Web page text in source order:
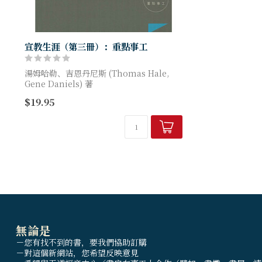
宣教生涯（第三冊）：重點事工
湯姆哈勒、吉恩丹尼斯 (Thomas Hale,
Gene Daniels) 著
已出版兩冊的宣教生涯，有第1冊充滿幽默
的跨文化小故事，講述宣教士的蒙召、...
$19.95
無論是
－您有找不到的書，要我們協助訂購
－對這個新網站，您希望反映意見